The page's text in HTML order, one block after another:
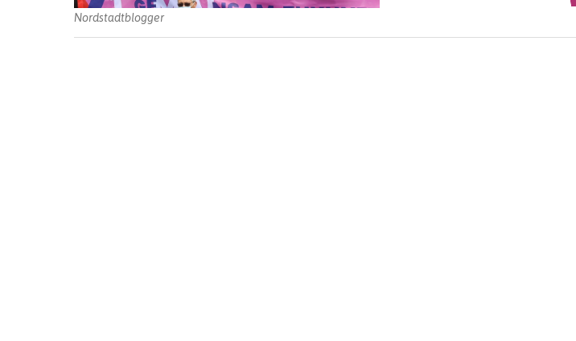
Nordstadtblogger